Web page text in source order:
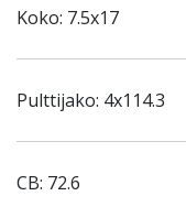
Koko: 7.5x17
Pulttijako: 4x114.3
CB: 72.6